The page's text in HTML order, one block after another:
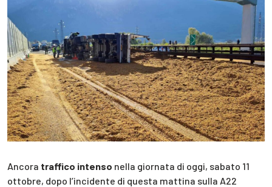
Ancora traffico intenso nella giornata di oggi, sabato 11
ottobre, dopo l’incidente di questa mattina sulla A22